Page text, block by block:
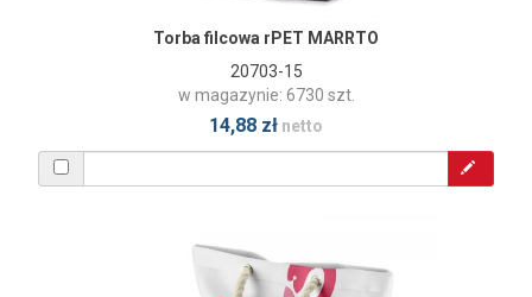
Torba filcowa rPET MARRTO
20703-15
w magazynie: 6730 szt.
14,88 zł netto